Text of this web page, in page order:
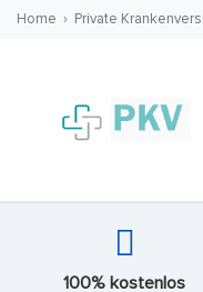
Home › Private
100% kostenlos